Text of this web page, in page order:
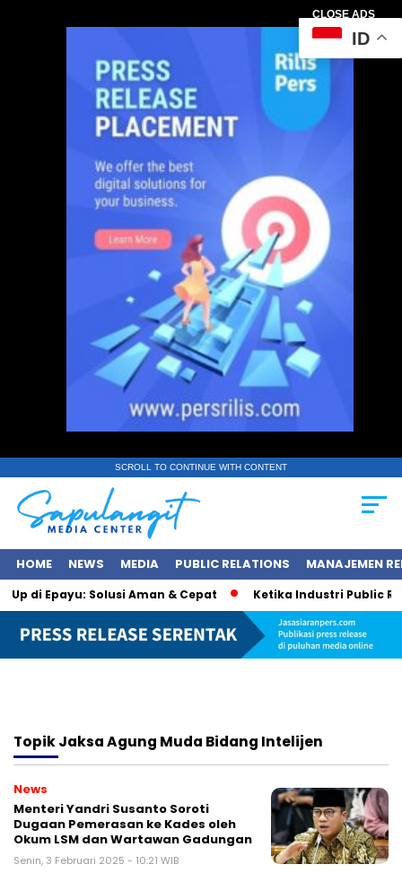
CLOSE ADS
SCROLL TO CONTINUE WITH CONTENT
HOME NEWS MEDIA PUBLIC RELATIONS MANAJEMEN
di Epayu: Solusi Aman & Cepat Ketika Industri Public
TopikJaksa Agung Muda Bidang Intelijen
News
Menteri Yandri Susanto Soroti
Dugaan Pemerasan ke Kades oleh
Okum LSM dan Wartawan Gadungan
Senin, 3 Februari 2025 - 10:21 WIB
ID